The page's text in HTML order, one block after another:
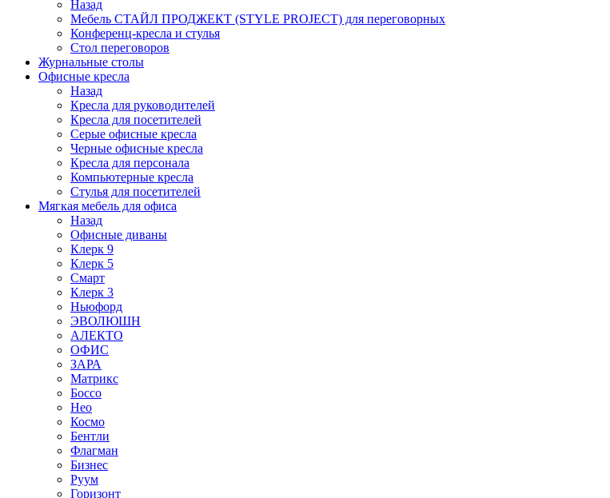
Назад
Мебель СТАЙЛ ПРОДЖЕКТ (STYLE PROJECT) для переговорных
Конференц-кресла и стулья
Стол переговоров
Журнальные столы
Офисные кресла
Назад
Кресла для руководителей
Кресла для посетителей
Серые офисные кресла
Черные офисные кресла
Кресла для персонала
Компьютерные кресла
Стулья для посетителей
Мягкая мебель для офиса
Назад
Офисные диваны
Клерк 9
Клерк 5
Смарт
Клерк 3
Ньюфорд
ЭВОЛЮШН
АЛЕКТО
ОФИС
ЗАРА
Матрикс
Боссо
Нео
Космо
Бентли
Флагман
Бизнес
Руум
Горизонт